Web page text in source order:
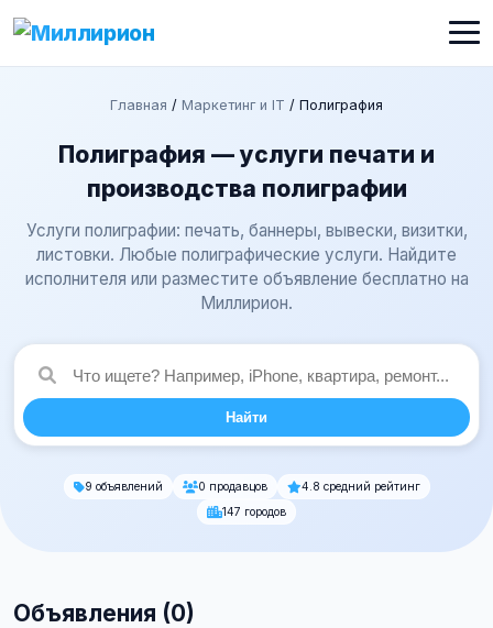
Главная / Маркетинг и IT / Полиграфия
Полиграфия — услуги печати и
производства полиграфии
Услуги полиграфии: печать, баннеры, вывески, визитки,
листовки. Любые полиграфические услуги. Найдите
исполнителя или разместите объявление бесплатно на
Миллирион.
Найти
9 объявлений 0 продавцов
4.8 средний рейтинг
147 городов
Объявления (0)